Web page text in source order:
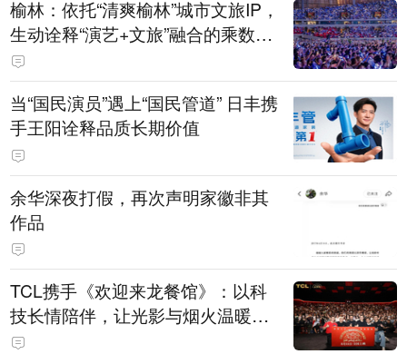
榆林：依托“清爽榆林”城市文旅IP，
生动诠释“演艺+文旅”融合的乘数效
应
当“国民演员”遇上“国民管道” 日丰携
手王阳诠释品质长期价值
余华深夜打假，再次声明家徽非其
作品
TCL携手《欢迎来龙餐馆》：以科
技长情陪伴，让光影与烟火温暖生
活